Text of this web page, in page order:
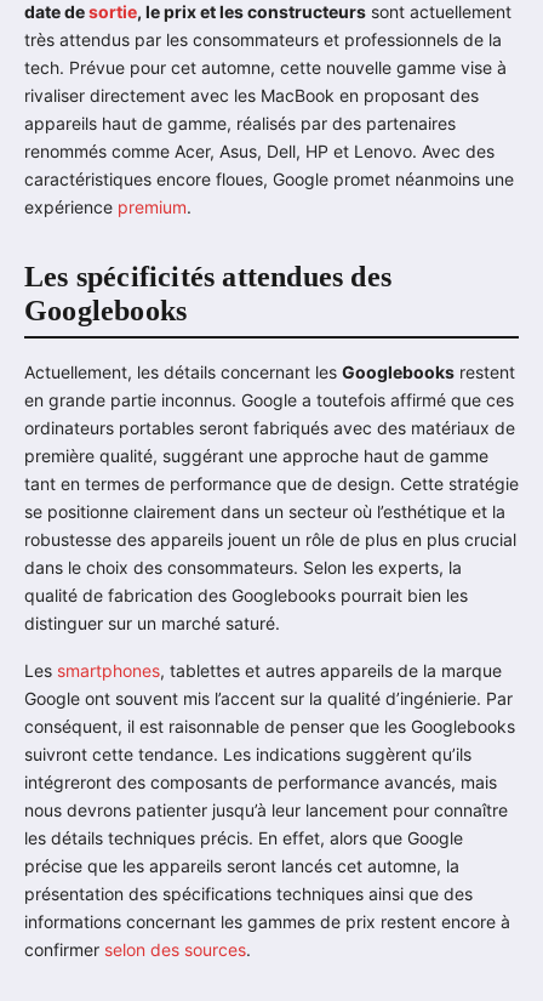
date desortie, le prix et les constructeurs sont actuellement
très attendus par les consommateurs et professionnels de la
tech. Prévue pour cet automne, cette nouvelle gamme vise à
rivaliser directement avec les MacBook en proposant des
appareils haut de gamme, réalisés par des partenaires
renommés comme Acer, Asus, Dell, HP et Lenovo. Avec des
caractéristiques encore floues, Google promet néanmoins une
expérience premium.
Les spécificités attendues des
Googlebooks
Actuellement, les détails concernant les Googlebooks restent
en grande partie inconnus. Google a toutefois affirmé que ces
ordinateurs portables seront fabriqués avec des matériaux de
première qualité, suggérant une approche haut de gamme
tant en termes de performance que de design. Cette stratégie
se positionne clairement dans un secteur où l’esthétique et la
robustesse des appareils jouent un rôle de plus en plus crucial
dans le choix des consommateurs. Selon les experts, la
qualité de fabrication des Googlebooks pourrait bien les
distinguer sur un marché saturé.
Les smartphones, tablettes et autres appareils de la marque
Google ont souvent mis l’accent sur la qualité d’ingénierie. Par
conséquent, il est raisonnable de penser que les Googlebooks
suivront cette tendance. Les indications suggèrent qu’ils
intégreront des composants de performance avancés, mais
nous devrons patienter jusqu’à leur lancement pour connaître
les détails techniques précis. En effet, alors que Google
précise que les appareils seront lancés cet automne, la
présentation des spécifications techniques ainsi que des
informations concernant les gammes de prix restent encore à
confirmer selon des sources.